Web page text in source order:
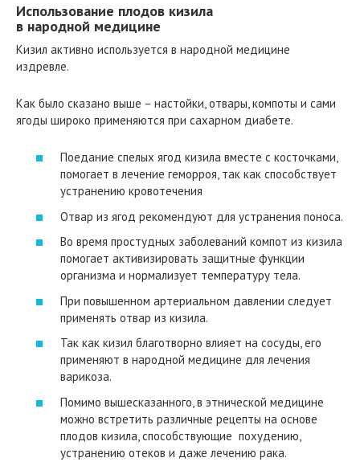
Использование плодов кизила
в народной медицине
Кизил активно используется в народной медицине
издревле.
Как было сказано выше – настойки, отвары, компоты и сами
ягоды широко применяются при сахарном диабете.
Поедание спелых ягод кизила вместе с косточками,
помогает в лечение геморроя, так как способствует
устранению кровотечения
Отвар из ягод рекомендуют для устранения поноса.
Во время простудных заболеваний компот из кизила
помогает активизировать защитные функции
организма и нормализует температуру тела.
При повышенном артериальном давлении следует
применять отвар из кизила.
Так как кизил благотворно влияет на сосуды, его
применяют в народной медицине для лечения
варикоза.
Помимо вышесказанного, в этнической медицине
можно встретить различные рецепты на основе
плодов кизила, способствующие похудению,
устранению отеков и даже лечению рака.